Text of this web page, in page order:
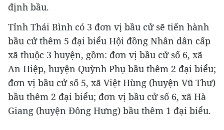
định bầu.
Tỉnh Thái Bình có 3 đơn vị bầu cử sẽ tiến hành
bầu cử thêm 5 đại biểu Hội đồng Nhân dân cấp
xã thuộc 3 huyện, gồm: đơn vị bầu cử số 6, xã
An Hiệp, huyện Quỳnh Phụ bầu thêm 2 đại biểu;
đơn vị bầu cử số 5, xã Việt Hùng (huyện Vũ Thư)
bầu thêm 2 đại biểu; đơn vị bầu cử số 6, xã Hà
Giang (huyện Đông Hưng) bầu thêm 1 đại biểu.